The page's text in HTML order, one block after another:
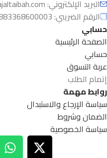
البريد الإلكتروني:
الرقم الضريبي: 300883368600003
حسابي
الصفحة الرئيسية
حسابي
عربة التسوق
إتمام الطلب
روابط مهمة
سياسة الإرجاع والاستبدال
الضمان وشروط
سياسة الخصوصية